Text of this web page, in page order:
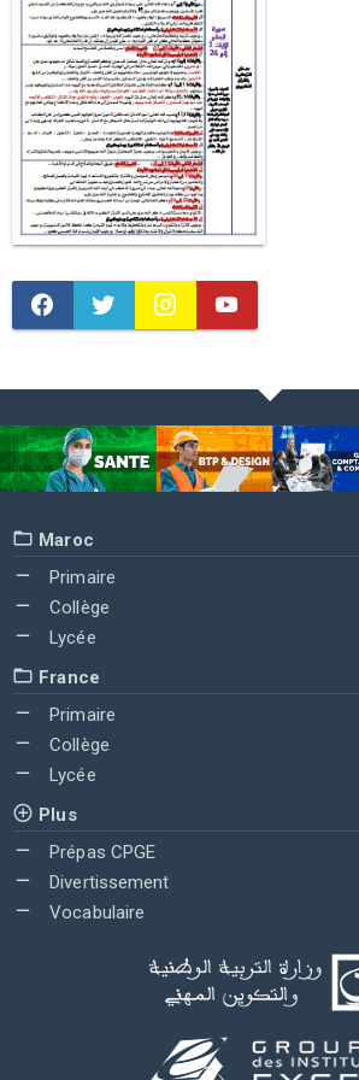
Maroc
Primaire
Collège
Lycée
France
Primaire
Collège
Lycée
Plus
Prépas CPGE
Divertissement
Vocabulaire